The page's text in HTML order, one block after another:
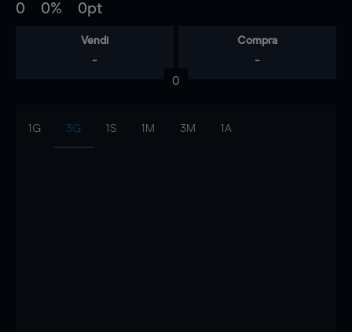
0 0% 0pt
Vendi
-
Compra
-
0
1G 3G 1S 1M 3M 1A